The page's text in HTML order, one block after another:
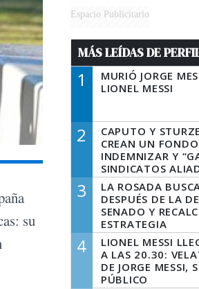
su
Espacio Publicitario
MÁS LEÍDAS DE
1
MURIÓ JORGE
LIONEL MESSI
2
CAPUTO Y
CREAN UN
INDEMNIZAR Y
SINDICATOS
3
LA ROSADA
DESPUÉS DE LA
SENADO Y
ESTRATEGIA
4
LIONEL MESSI
A LAS 20.30:
DE JORGE MESSI,
PÚBLICO